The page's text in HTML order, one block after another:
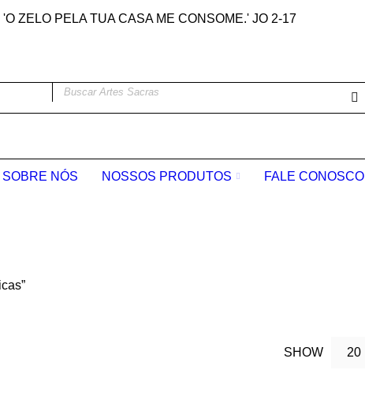
'O ZELO PELA TUA CASA ME CONSOME.' JO 2-17
SOBRE NÓS NOSSOS PRODUTOS FALE CONOSCO
SHOW 20